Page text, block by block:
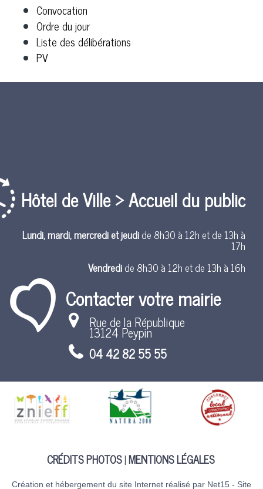
Convocation
Ordre du jour
Liste des délibérations
PV
Hôtel de Ville > Accueil du public
Lundi, mardi, mercredi et jeudide 8h30 à 12h et de 13h à
17h
Vendredide 8h30 à 12h et de 13h à 16h
Contacter votre mairie
Rue de la République
13124 Peypin
04 42 82 55 55
CRÉDITS PHOTOS MENTIONS LÉGALES
Création et hébergement du site Internet réalisé par Net15 - Site